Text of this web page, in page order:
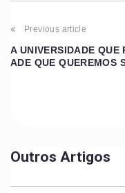
Previous article
A UNIVERSIDADE QUE
ADE QUE QUEREMOS
Outros Artigos